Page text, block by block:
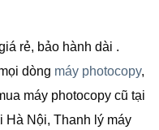
rẻ, bảo hành dài .
dòng máy photocopy,
máy photocopy cũ tại
Hà Nội, Thanh lý máy